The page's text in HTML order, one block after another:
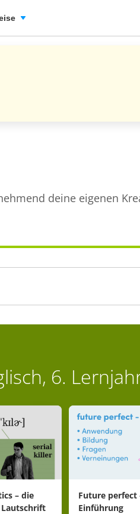
deine eigenen
6.
– die
Future perfect
Einführung